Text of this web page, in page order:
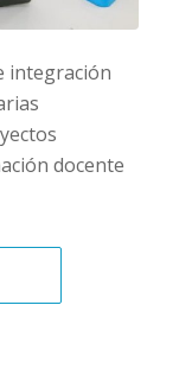
integración
docente